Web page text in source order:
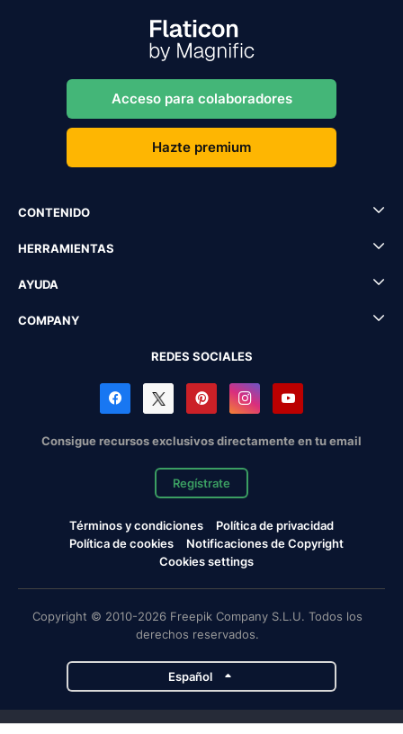
Acceso para colaboradores
Hazte premium
CONTENIDO
HERRAMIENTAS
AYUDA
COMPANY
REDES SOCIALES
Consigue recursos exclusivos directamente en tu email
Regístrate
Términos y condiciones
Política de privacidad
Política de cookies
Notificaciones de Copyright
Cookies settings
Copyright © 2010-2026 Freepik Company S.L.U. Todos los
derechos reservados.
Español